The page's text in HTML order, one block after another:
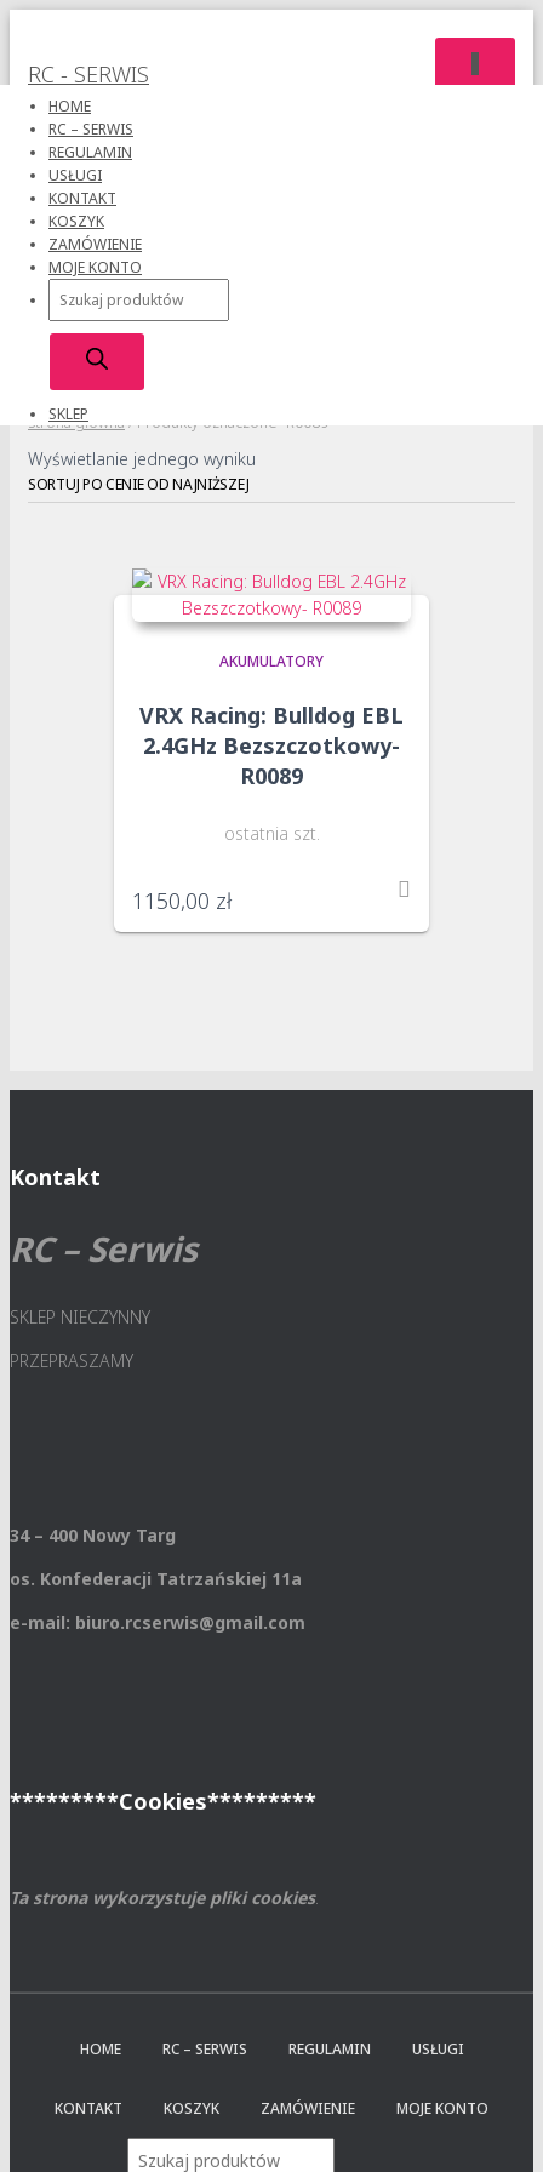
RC - SERWIS
HOME
RC – SERWIS
REGULAMIN
USŁUGI
KONTAKT
KOSZYK
ZAMÓWIENIE
MOJE KONTO
Wyszukiwarka
produktów
SKLEP
R0089
Strona główna / Produkty oznaczone “R0089”
Wyświetlanie jednego wyniku
AKUMULATORY
VRX Racing: Bulldog EBL
2.4GHz Bezszczotkowy-
R0089
ostatnia szt.
1150,00 zł
Kontakt
RC – Serwis
SKLEP NIECZYNNY
PRZEPRASZAMY
34 – 400 Nowy Targ
os. Konfederacji Tatrzańskiej 11a
e-mail: biuro.rcserwis@gmail.com
*********Cookies*********
Ta strona wykorzystuje pliki cookies.
HOME RC – SERWIS REGULAMIN USŁUGI
KONTAKT KOSZYK ZAMÓWIENIE MOJE KONTO
Wyszukiwarka